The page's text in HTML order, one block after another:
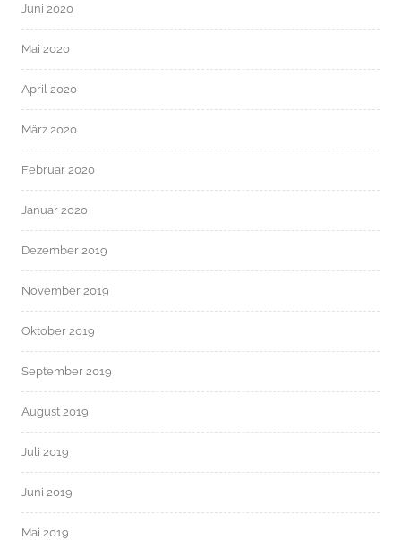
Juni 2020
Mai 2020
April 2020
März 2020
Februar 2020
Januar 2020
Dezember 2019
November 2019
Oktober 2019
September 2019
August 2019
Juli 2019
Juni 2019
Mai 2019